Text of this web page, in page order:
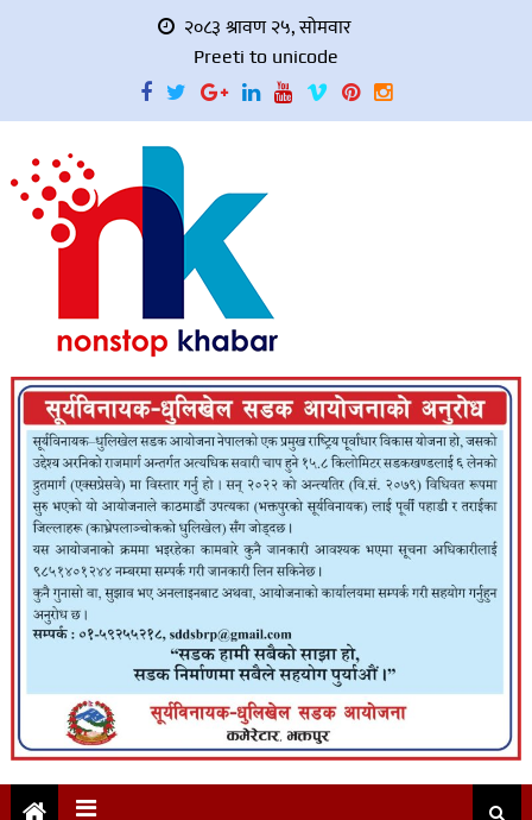
२०८३ श्रावण २५, सोमवार
Preeti to unicode